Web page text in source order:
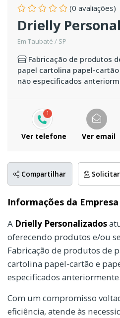
(0 avaliações)
Drielly
Em Taubaté / SP
Fabricação de produtos
papel cartolina papel-
não especificados
1
Ver telefone Ver email
Compartilhar
Informações da Empresa
A Drielly Personalizados
oferecendo produtos e/ou
Fabricação de produtos de
cartolina papel-cartão e
especificados anteriormente.
Com um compromisso
eficiência, atende às